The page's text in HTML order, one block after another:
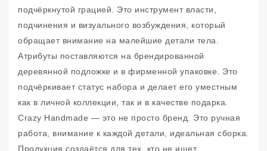
подчёркнутой грацией. Это инструмент власти,
подчинения и визуального возбуждения, который
обращает внимание на малейшие детали тела.
Атрибуты поставляются на брендированной
деревянной подложке и в фирменной упаковке. Это
подчёркивает статус набора и делает его уместным
как в личной коллекции, так и в качестве подарка.
Crazy Handmade — это не просто бренд. Это ручная
работа, внимание к каждой детали, идеальная сборка.
Продукция создаётся для тех, кто не ищет